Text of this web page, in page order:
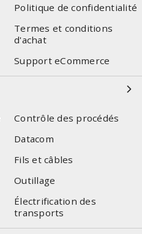
Politique de confidentialité
Termes et conditions
d'achat
Support eCommerce
Contrôle des procédés
Datacom
Fils et câbles
Outillage
Électrification des
transports